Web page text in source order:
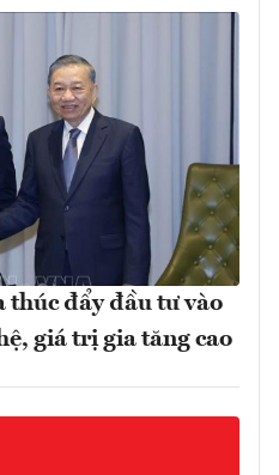
đẩy đầu tư vào
giá trị gia tăng cao